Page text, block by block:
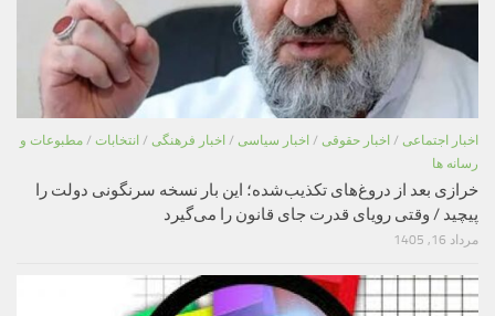
اخبار اجتماعی / اخبار حقوقی / اخبار سیاسی / اخبار فرهنگی / انتخابات / مطبوعات و
رسانه ها
خرازی بعد از دروغ‌های تکذیب‌شده؛ این بار نسخه سرنگونی دولت را
پیچید / وقتی رویای قدرت جای قانون را می‌گیرد
مرداد 16, 1405